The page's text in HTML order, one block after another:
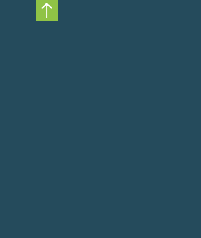
Nach oben scrollen